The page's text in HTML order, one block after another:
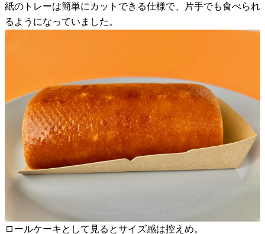
紙のトレーは簡単にカットできる仕様で、片手でも食べられ
るようになっていました。
ロールケーキとして見るとサイズ感は控えめ。